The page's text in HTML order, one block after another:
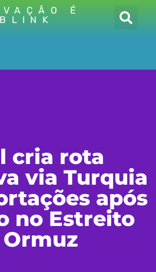
É
BLINK
cria rota
via Turquia
após
no Estreito